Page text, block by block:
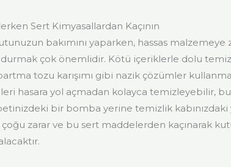
Sert Kimyasallardan Kaçının
bakımını yaparken, hassas
çok önemlidir. Kötü içeriklerle dolu
tozu karışımı gibi nazik çözümler
hasara yol açmadan kolayca temizleyebilir,
bir bomba yerine temizlik
çoğu zarar ve bu sert maddelerden kaçınarak